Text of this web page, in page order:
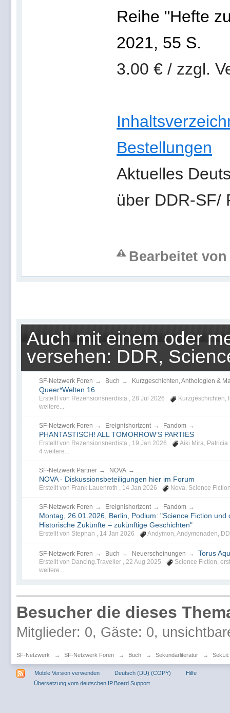
Reihe "Hefte
2021, 55 S.
3.00 € / zzgl.
Bestellungen
Aktuelles
über DDR-SF/
Bearbeitet von
Auch mit einem oder
versehen: DDR,
SF-Netzwerk Foren → Buch → Kurzgeschichten, Anthologien &
Queer*Welten 16
Erstellt von Rezensionsnerdista , 28 Jul 2026 Kurzgeschichten,
weitere...
SF-Netzwerk Foren → Ereignishorizont → Fandom →
PHANTASTISCH! ALL TOMORROW’S PARTIES
Erstellt von Rezensionsnerdista , 19 Jan 2026 Aiki Mira, Patricia
4 weitere...
SF-Netzwerk Partner → NOVA →
NOVA - Diskussionsbeteiligungen hier im Forum
Erstellt von Frank Lauenroth , 14 Jan 2026 Nova, Science
SF-Netzwerk Foren → Ereignishorizont → Fandom →
Montag, 26.01.2026, Berlin, Podium: "Science Fiction und
Historische Zukünfte – zukünftige Geschichten"
Erstellt von Stephan , 14 Jan 2026 Andymon, Andymonaden,
SF-Netzwerk Foren → Buch → Neuerscheinungen → Torus
Erstellt von Dancing.Traveller , 22 Aug 2025 Science Fiction,
weitere...
Besucher die dieses
Mitglieder: 0, Gäste: 0,
SF-Netzwerk → SF-Netzwerk Foren → Buch → Sekundärliteratur →
Mobile Version verwenden Deutsch (DU) (COPY)
Hilfe
Übersetzung vom deutschen IP.Board Support